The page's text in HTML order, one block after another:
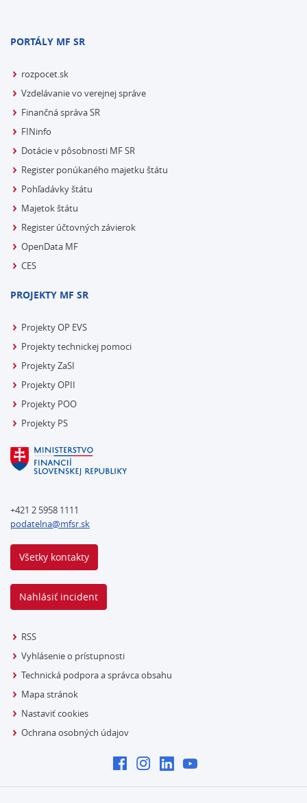
PORTÁLY MF SR
rozpocet.sk
Vzdelávanie vo verejnej správe
Finančná správa SR
FINinfo
Dotácie v pôsobnosti MF SR
Register ponúkaného majetku štátu
Pohľadávky štátu
Majetok štátu
Register účtovných závierok
OpenData MF
CES
PROJEKTY MF SR
Projekty OP EVS
Projekty technickej pomoci
Projekty ZaSI
Projekty OPII
Projekty POO
Projekty PS
+421 2 5958 1111
podatelna@mfsr.sk
Všetky kontakty
Nahlásiť incident
RSS
Vyhlásenie o prístupnosti
Technická podpora a správca obsahu
Mapa stránok
Nastaviť cookies
Ochrana osobných údajov